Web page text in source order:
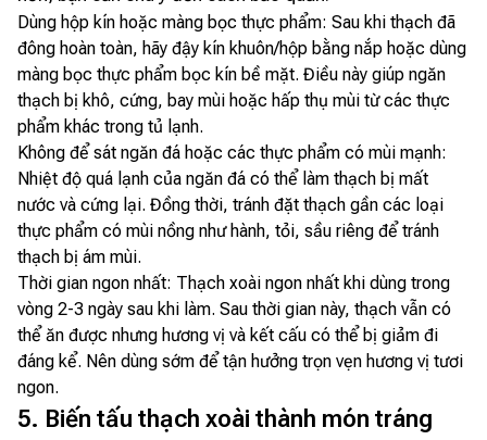
Dùng hộp kín hoặc màng bọc thực phẩm: Sau khi thạch đã
đông hoàn toàn, hãy đậy kín khuôn/hộp bằng nắp hoặc dùng
màng bọc thực phẩm bọc kín bề mặt. Điều này giúp ngăn
thạch bị khô, cứng, bay mùi hoặc hấp thụ mùi từ các thực
phẩm khác trong tủ lạnh.
Không để sát ngăn đá hoặc các thực phẩm có mùi mạnh:
Nhiệt độ quá lạnh của ngăn đá có thể làm thạch bị mất
nước và cứng lại. Đồng thời, tránh đặt thạch gần các loại
thực phẩm có mùi nồng như hành, tỏi, sầu riêng để tránh
thạch bị ám mùi.
Thời gian ngon nhất: Thạch xoài ngon nhất khi dùng trong
vòng 2-3 ngày sau khi làm. Sau thời gian này, thạch vẫn có
thể ăn được nhưng hương vị và kết cấu có thể bị giảm đi
đáng kể. Nên dùng sớm để tận hưởng trọn vẹn hương vị tươi
ngon.
5. Biến tấu thạch xoài thành món tráng